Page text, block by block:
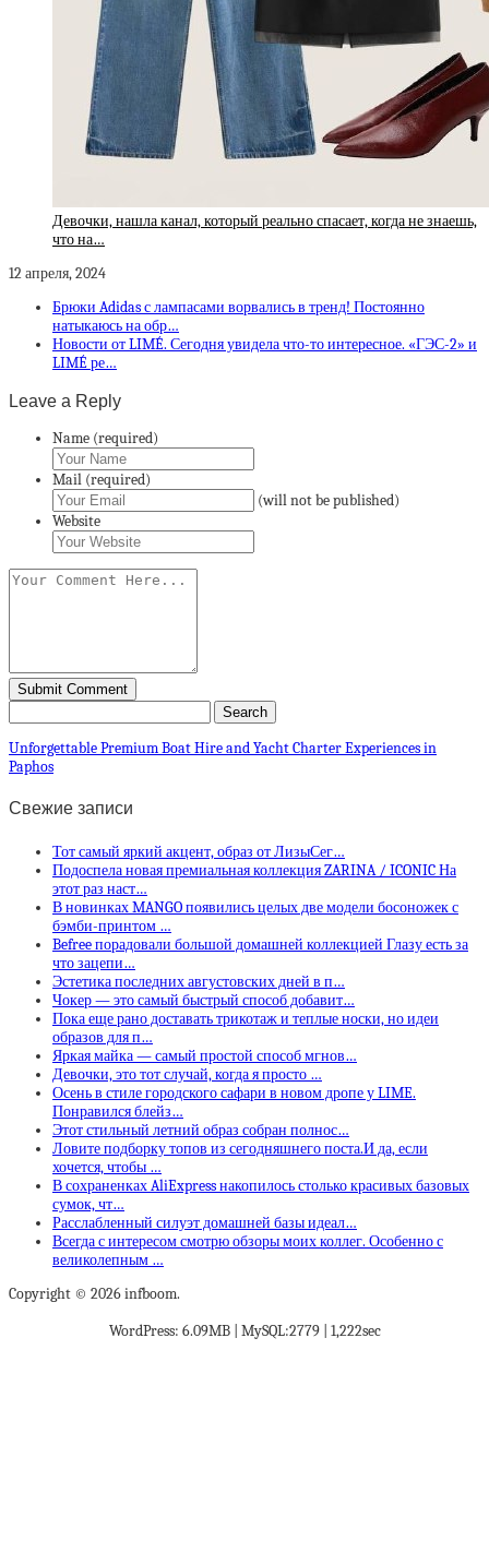
Девочки, нашла канал, который реально спасает, когда не знаешь,
что на…
12 апреля, 2024
Брюки Adidas с лампасами ворвались в тренд! Постоянно
натыкаюсь на обр…
Новости от LIMÉ. Сегодня увидела что-то интересное. «ГЭС-2» и
LIMÉ ре…
Leave a Reply
Name (required)
Mail (required)
(will not be published)
Website
Unforgettable Premium Boat Hire and Yacht Charter Experiences in
Paphos
Свежие записи
Тот самый яркий акцент, образ от ЛизыСег…
Подоспела новая премиальная коллекция ZARINA / ICONIC На
этот раз наст…
В новинках MANGO появились целых две модели босоножек с
бэмби-принтом …
Befree порадовали большой домашней коллекцией Глазу есть за
что зацепи…
Эстетика последних августовских дней в п…
Чокер — это самый быстрый способ добавит…
Пока еще рано доставать трикотаж и теплые носки, но идеи
образов для п…
Яркая майка — самый простой способ мгнов…
Девочки, это тот случай, когда я просто …
Осень в стиле городского сафари в новом дропе у LIME.
Понравился блейз…
Этот стильный летний образ собран полнос…
Ловите подборку топов из сегодняшнего поста.И да, если
хочется, чтобы …
В сохраненках AliExpress накопилось столько красивых базовых
сумок, чт…
Расслабленный силуэт домашней базы идеал…
Всегда с интересом смотрю обзоры моих коллег. Особенно с
великолепным …
Copyright © 2026 infboom.
WordPress: 6.09MB | MySQL:2779 | 1,222sec